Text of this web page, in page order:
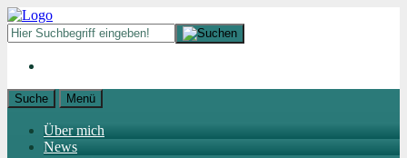
Suche Menü
Über mich
News